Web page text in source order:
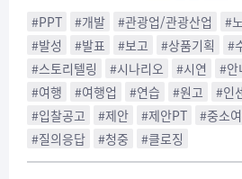
#PPT #개발 #관광업/관광산업 #
#발성
#발표 #보고 #상품기획 #
#스토리텔링
#시나리오 #시연 #안
#여행
#여행업 #연습 #원고 #인
#입찰공고
#제안 #제안PT #중소
#질의응답
#청중 #클로징